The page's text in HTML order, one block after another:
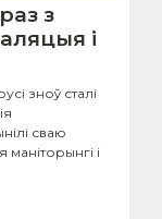
з
і
зноў сталі
сваю
і